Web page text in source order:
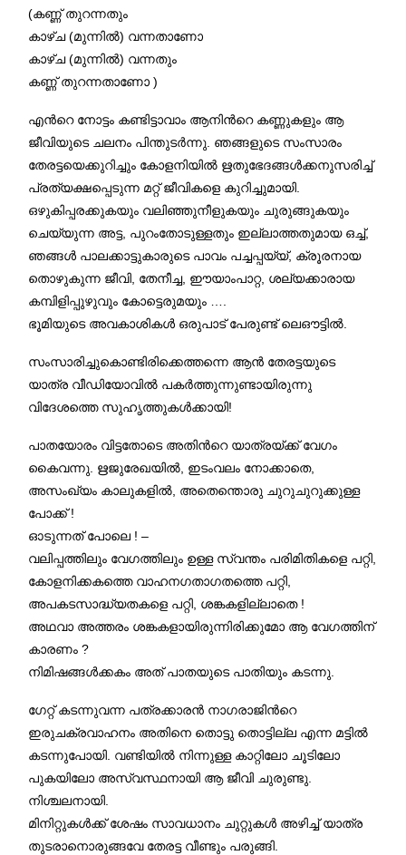
(കണ്ണ് തുറന്നതും
കാഴ്ച (മുന്നില്‍) വന്നതാണോ
കാഴ്ച (മുന്നില്‍) വന്നതും
കണ്ണ് തുറന്നതാണോ )
എന്‍റെ നോട്ടം കണ്ടിട്ടാവാം ആനിന്‍റെ കണ്ണുകളും ആ
ജീവിയുടെ ചലനം പിന്തുടര്‍ന്നു. ഞങ്ങളുടെ സംസാരം
തേരട്ടയെക്കുറിച്ചും കോളനിയില്‍ ഋതുഭേദങ്ങള്‍ക്കനുസരിച്ച്
പ്രത്യക്ഷപ്പെടുന്ന മറ്റ് ജീവികളെ കുറിച്ചുമായി.
ഒഴുകിപ്പരക്കുകയും വലിഞ്ഞുനീളുകയും ചുരുങ്ങുകയും
ചെയ്യുന്ന അട്ട, പുറംതോടുള്ളതും ഇല്ലാത്തതുമായ ഒച്ച്,
ഞങ്ങള്‍ പാലക്കാട്ടുകാരുടെ പാവം പച്ചപ്പയ്യ്, ക്രൂരനായ
തൊഴുകുന്ന ജീവി, തേനീച്ച, ഈയാംപാറ്റ, ശല്യക്കാരായ
കമ്പിളിപ്പുഴുവും കോട്ടെരുമയും ….
ഭൂമിയുടെ അവകാശികള്‍ ഒരുപാട് പേരുണ്ട് ലെഔട്ടില്‍.
സംസാരിച്ചുകൊണ്ടിരിക്കെത്തന്നെ ആന്‍ തേരട്ടയുടെ
യാത്ര വീഡിയോവില്‍ പകര്‍ത്തുന്നുണ്ടായിരുന്നു
വിദേശത്തെ സുഹൃത്തുകള്‍ക്കായി!
പാതയോരം വിട്ടതോടെ അതിന്‍റെ യാത്രയ്ക്ക് വേഗം
കൈവന്നു. ഋജുരേഖയിൽ, ഇടംവലം നോക്കാതെ,
അസംഖ്യം കാലുകളില്‍, അതെന്തൊരു ചുറുചുറുക്കുള്ള
പോക്ക് !
ഓടുന്നത് പോലെ ! –
വലിപ്പത്തിലും വേഗത്തിലും ഉള്ള സ്വന്തം പരിമിതികളെ പറ്റി,
കോളനിക്കകത്തെ വാഹനഗതാഗതത്തെ പറ്റി,
അപകടസാദ്ധ്യതകളെ പറ്റി, ശങ്കകളില്ലാതെ !
അഥവാ അത്തരം ശങ്കകളായിരുന്നിരിക്കുമോ ആ വേഗത്തിന്
കാരണം ?
നിമിഷങ്ങൾക്കകം അത് പാതയുടെ പാതിയും കടന്നു.
ഗേറ്റ് കടന്നുവന്ന പത്രക്കാരന്‍ നാഗരാജിന്‍റെ
ഇരുചക്രവാഹനം അതിനെ തൊട്ടു തൊട്ടില്ല എന്ന മട്ടിൽ
കടന്നുപോയി. വണ്ടിയില്‍ നിന്നുള്ള കാറ്റിലോ ചൂടിലോ
പുകയിലോ അസ്വസ്ഥനായി ആ ജീവി ചുരുണ്ടു.
നിശ്ചലനായി.
മിനിറ്റുകള്‍ക്ക് ശേഷം സാവധാനം ചുറ്റുകള്‍ അഴിച്ച് യാത്ര
തുടരാനൊരുങ്ങവേ തേരട്ട വീണ്ടും പരുങ്ങി.